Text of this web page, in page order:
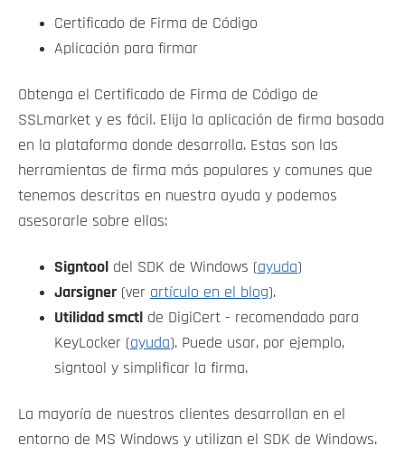
Certificado de Firma de Código
Aplicación para firmar
Obtenga el Certificado de Firma de Código de
SSLmarket y es fácil. Elija la aplicación de firma basada
en la plataforma donde desarrolla. Estas son las
herramientas de firma más populares y comunes que
tenemos descritas en nuestra ayuda y podemos
asesorarle sobre ellas:
Signtool del SDK de Windows (ayuda)
Jarsigner (ver artículo en el blog).
Utilidad smctl de DigiCert - recomendado para
KeyLocker (ayuda). Puede usar, por ejemplo,
signtool y simplificar la firma.
La mayoría de nuestros clientes desarrollan en el
entorno de MS Windows y utilizan el SDK de Windows.